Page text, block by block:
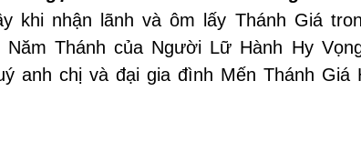
khi nhận lãnh và ôm lấy Thánh Giá
Năm Thánh của Người Lữ Hành Hy
anh chị và đại gia đình Mến Thánh Giá